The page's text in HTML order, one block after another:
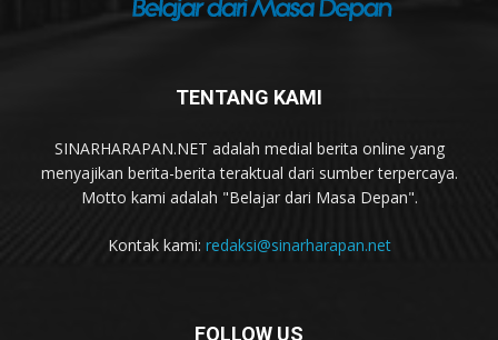
TENTANG KAMI
SINARHARAPAN.NET adalah medial berita online yang
menyajikan berita-berita teraktual dari sumber terpercaya.
Motto kami adalah "Belajar dari Masa Depan".
Kontak kami: redaksi@sinarharapan.net
FOLLOW US